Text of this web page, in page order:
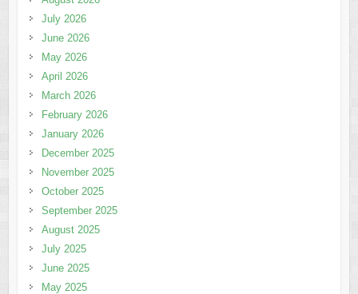
July 2026
June 2026
May 2026
April 2026
March 2026
February 2026
January 2026
December 2025
November 2025
October 2025
September 2025
August 2025
July 2025
June 2025
May 2025